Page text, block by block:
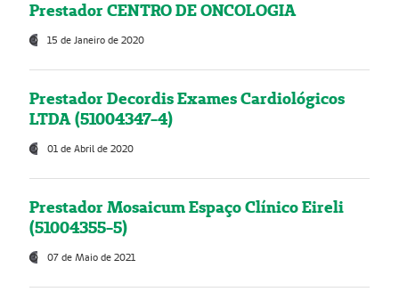
Prestador CENTRO DE ONCOLOGIA
15 de Janeiro de 2020
Prestador Decordis Exames Cardiológicos
LTDA (51004347-4)
01 de Abril de 2020
Prestador Mosaicum Espaço Clínico Eireli
(51004355-5)
07 de Maio de 2021